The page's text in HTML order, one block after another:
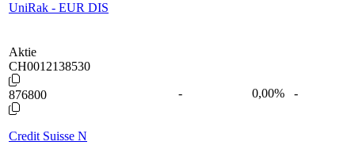
UniRak - EUR DIS
Aktie
CH0012138530
876800
Credit Suisse N
- 0,00% -